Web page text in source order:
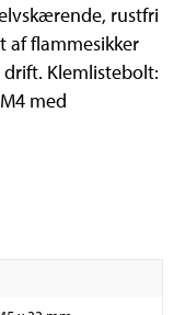
rustfri
af flammesikker
Klemlistebolt:
med